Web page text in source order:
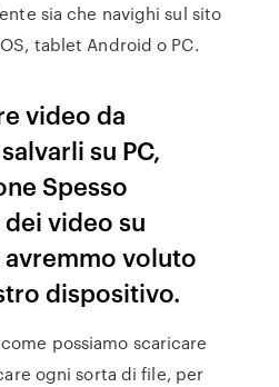
sia che navighi sul sito
tablet Android o PC.
video da
su PC,
Spesso
video su
voluto
dispositivo.
possiamo scaricare
ogni sorta di file, per